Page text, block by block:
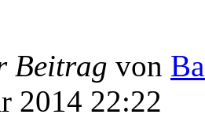
Beitrag von
2014 22:22